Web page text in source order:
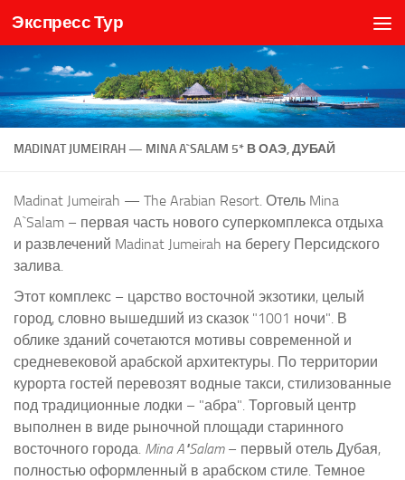
Skip to content
Экспресс Тур
MADINAT JUMEIRAH — MINA A`SALAM 5* В ОАЭ, ДУБАЙ
Madinat Jumeirah — The Arabian Resort. Отель Mina
A`Salam – первая часть нового суперкомплекса отдыха
и развлечений Madinat Jumeirah на берегу Персидского
залива.
Этот комплекс – царство восточной экзотики, целый
город, словно вышедший из сказок "1001 ночи". В
облике зданий сочетаются мотивы современной и
средневековой арабской архитектуры. По территории
курорта гостей перевозят водные такси, стилизованные
под традиционные лодки – "абра". Торговый центр
выполнен в виде рыночной площади старинного
восточного города. Mina A"Salam– первый отель Дубая,
полностью оформленный в арабском стиле. Темное